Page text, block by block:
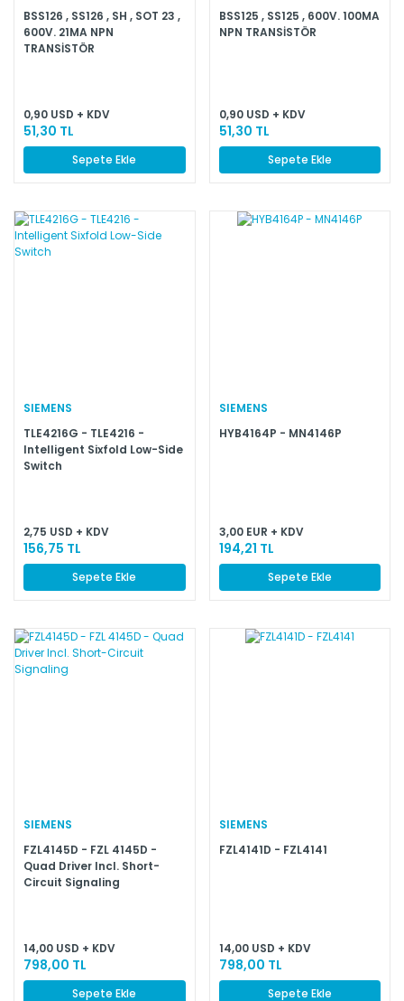
BSS126 , SS126 , SH , SOT 23 ,
600V. 21MA NPN
TRANSİSTÖR
0,90 USD + KDV
51,30 TL
Sepete Ekle
BSS125 , SS125 , 600V. 100MA
NPN TRANSİSTÖR
0,90 USD + KDV
51,30 TL
Sepete Ekle
SIEMENS
TLE4216G - TLE4216 -
Intelligent Sixfold Low-Side
Switch
2,75 USD + KDV
156,75 TL
Sepete Ekle
SIEMENS
HYB4164P - MN4146P
3,00 EUR + KDV
194,21 TL
Sepete Ekle
SIEMENS
FZL4145D - FZL 4145D -
Quad Driver Incl. Short-
Circuit Signaling
14,00 USD + KDV
798,00 TL
Sepete Ekle
SIEMENS
FZL4141D - FZL4141
14,00 USD + KDV
798,00 TL
Sepete Ekle